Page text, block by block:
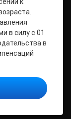
в силу с 01
в